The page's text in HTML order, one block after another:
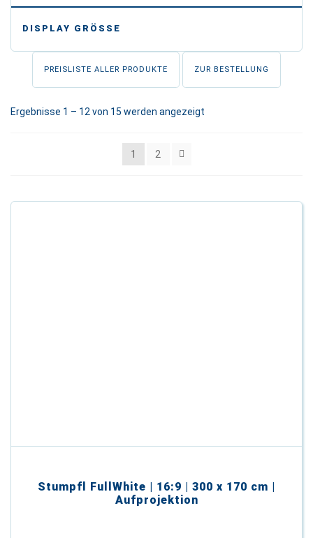
DISPLAY GRÖSSE
PREISLISTE ALLER PRODUKTE ZUR BESTELLUNG
Ergebnisse 1 – 12 von 15 werden angezeigt
1 2
Stumpfl FullWhite | 16:9 | 300 x 170 cm |
Aufprojektion